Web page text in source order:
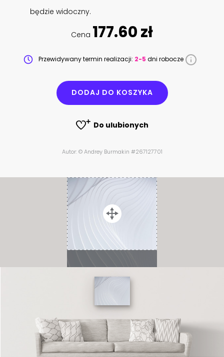
będzie widoczny.
Cena 177.60 zł
Przewidywany termin realizacji: 2-5 dni robocze
DODAJ DO KOSZYKA
Do ulubionych
Autor: © Andrey Burmakin #267127701